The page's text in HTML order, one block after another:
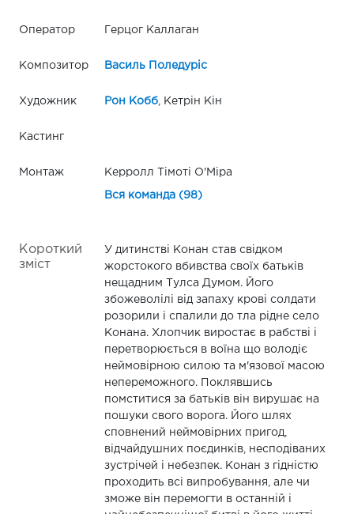
Оператор Герцог Каллаган
Композитор Василь Поледуріс
Художник Рон Кобб, Кетрін Кін
Кастинг
Монтаж Керролл Тімоті О'Міра
Вся команда (98)
Короткий
зміст
У дитинстві Конан став свідком
жорстокого вбивства своїх батьків
нещадним Тулса Думом. Його
збожеволілі від запаху крові солдати
розорили і спалили до тла рідне село
Конана. Хлопчик виростає в рабстві і
перетворюється в воїна що володіє
неймовірною силою та м'язової масою
непереможного. Поклявшись
помститися за батьків він вирушає на
пошуки свого ворога. Його шлях
сповнений неймовірних пригод,
відчайдушних поєдинків, несподіваних
зустрічей і небезпек. Конан з гідністю
проходить всі випробування, але чи
зможе він перемогти в останній і